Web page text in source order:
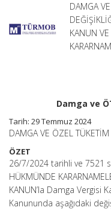
DAMGA
KANUN
Damga ve
Tarih: 29 Temmuz 2024
DAMGA VE ÖZEL
ÖZET
26/7/2024 tarihli ve 7521
HÜKMÜNDE
KANUN’la Damga Vergisi
Kanununda aşağıdaki